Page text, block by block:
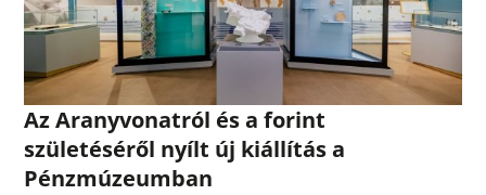
Az Aranyvonatról és a forint
születéséről nyílt új kiállítás a
Pénzmúzeumban